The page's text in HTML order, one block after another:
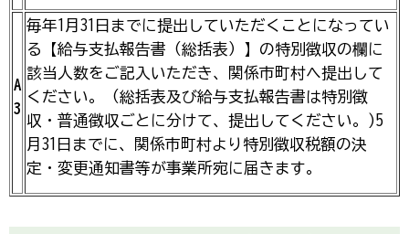
A
3
毎年1月31日までに提出していただくことになってい
る【給与支払報告書（総括表）】の特別徴収の欄に
該当人数をご記入いただき、関係市町村へ提出して
ください。（総括表及び給与支払報告書は特別徴
収・普通徴収ごとに分けて、提出してください。)5
月31日までに、関係市町村より特別徴収税額の決
定・変更通知書等が事業所宛に届きます。